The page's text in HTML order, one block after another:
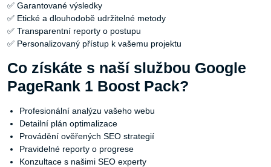
✅ Garantované výsledky
✅ Etické a dlouhodobě udržitelné metody
✅ Transparentní reporty o postupu
✅ Personalizovaný přístup k vašemu projektu
Co získáte s naší službou Google
PageRank 1 Boost Pack?
Profesionální analýzu vašeho webu
Detailní plán optimalizace
Provádění ověřených SEO strategií
Pravidelné reporty o progrese
Konzultace s našimi SEO experty